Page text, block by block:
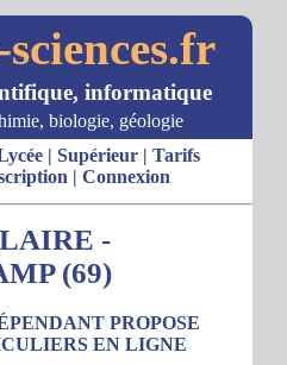
informatique
biologie, géologie
| Supérieur| Tarifs
| Connexion
-
(69)
PROPOSE
EN LIGNE